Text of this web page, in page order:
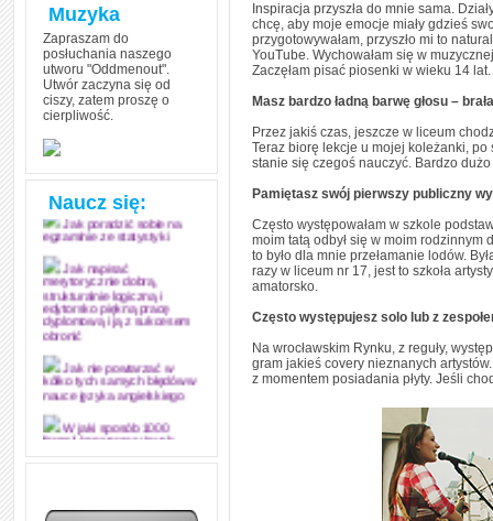
Muzyka
Zapraszam do
posłuchania naszego
utworu "Oddmenout".
Utwór zaczyna się od
ciszy, zatem proszę o
cierpliwość.
Naucz się:
Jak stworzyć fenomen
egzamin? Poznaj metody
mistrzów
Jak poradzić sobie na
egzaminie ze statystyki
Jak napisać
merytorycznie dobrą,
strukturalnie logiczną i
edytorsko piękną pracę
dyplomową i ją z sukcesem
obronić
Jak nie powtarzać w
kółko tych samych błędów w
nauce języka angielskiego
W jaki sposób 1000
pozwoli Ci opanować język
Inspiracja przyszła do mnie sama.
chcę, aby moje emocje miały gdzieś
przygotowywałam, przyszło mi to
YouTube. Wychowałam się w
Zaczęłam pisać piosenki w wieku 14
Masz bardzo ładną barwę głosu –
Przez jakiś czas, jeszcze w liceum
Teraz biorę lekcje u mojej koleżanki,
stanie się czegoś nauczyć. Bardzo
Pamiętasz swój pierwszy publiczny
Często występowałam w szkole
moim tatą odbył się w moim rodzinnym
to było dla mnie przełamanie lodów.
razy w liceum nr 17, jest to szkoła
amatorsko.
Często występujesz solo lub z
Na wrocławskim Rynku, z reguły,
gram jakieś covery nieznanych
z momentem posiadania płyty. Jeśli